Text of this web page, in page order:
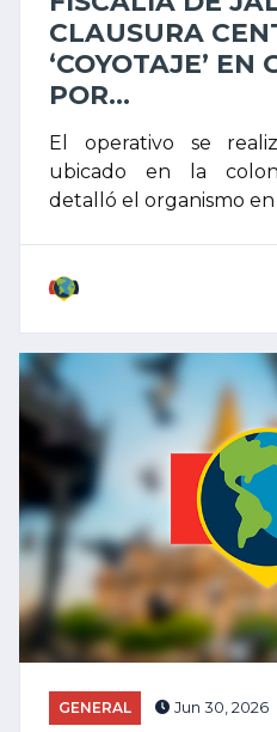
CLAUSURA
‘COYOTAJE’
POR...
El operativo se
ubicado en la
detalló el organismo
GENERAL Jun 30, 2026